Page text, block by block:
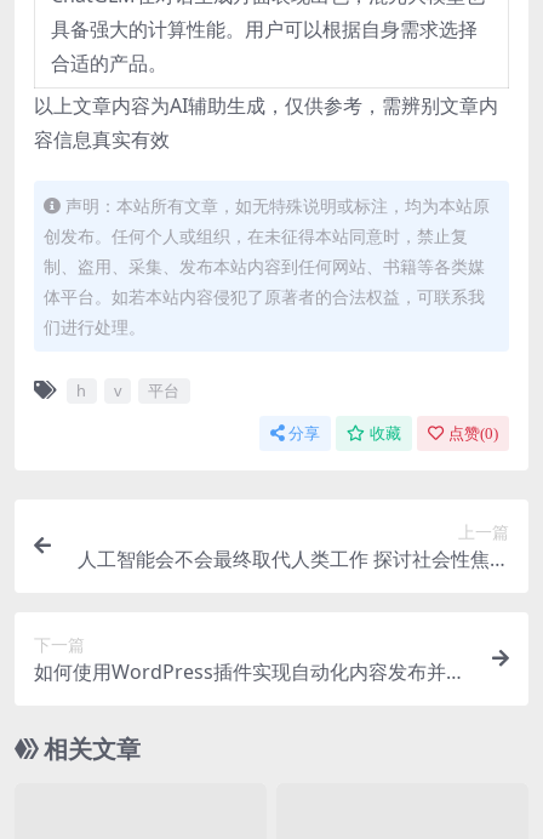
具备强大的计算性能。用户可以根据自身需求选择
合适的产品。
以上文章内容为AI辅助生成，仅供参考，需辨别文章内
容信息真实有效
声明：本站所有文章，如无特殊说明或标注，均为本站原
创发布。任何个人或组织，在未征得本站同意时，禁止复
制、盗用、采集、发布本站内容到任何网站、书籍等各类媒
体平台。如若本站内容侵犯了原著者的合法权益，可联系我
们进行处理。
h v 平台
分享 收藏 点赞(0)
上一篇
人工智能会不会最终取代人类工作 探讨社会性焦虑
下一篇
如何使用WordPress插件实现自动化内容发布并提
相关文章